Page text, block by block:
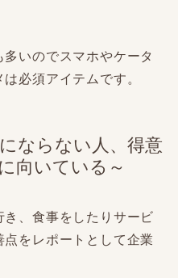
いのでスマホやケータ
必須アイテムです。
ならない人、得意
向いている～
、食事をしたりサービ
をレポートとして企業